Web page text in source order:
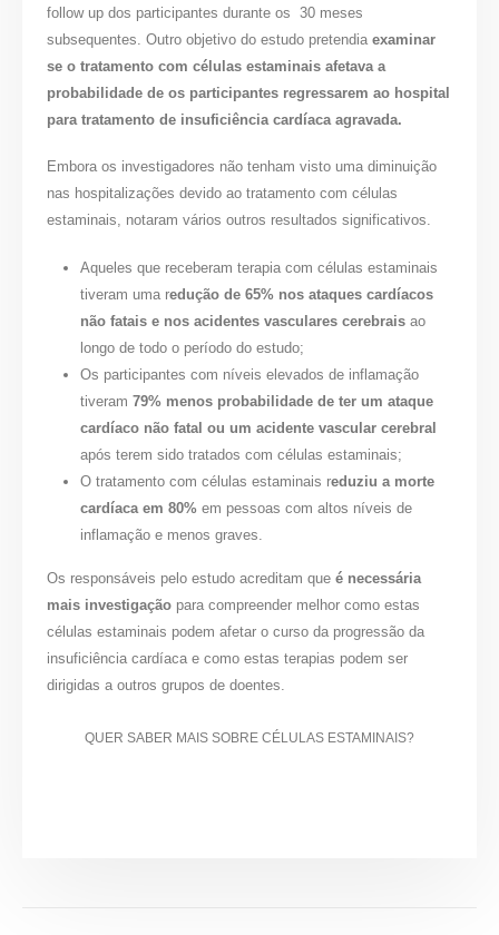
follow up dos participantes durante os 30 meses
subsequentes. Outro objetivo do estudo pretendiaexaminar
se o tratamento com células estaminais afetava a
probabilidade de os participantes regressarem ao hospital
para tratamento de insuficiência cardíaca agravada.
Embora os investigadores não tenham visto uma diminuição
nas hospitalizações devido ao tratamento com células
estaminais, notaram vários outros resultados significativos.
Aqueles que receberam terapia com células estaminais
tiveram uma redução de 65% nos ataques cardíacos
não fatais e nos acidentes vasculares cerebraisao
longo de todo o período do estudo;
Os participantes com níveis elevados de inflamação
tiveram 79% menos probabilidade de ter um ataque
cardíaco não fatal ou um acidente vascular cerebral
após terem sido tratados com células estaminais;
O tratamento com células estaminais reduziu a morte
cardíaca em 80% em pessoas com altos níveis de
inflamação e menos graves.
Os responsáveis pelo estudo acreditam queé necessária
mais investigação para compreender melhor como estas
células estaminais podem afetar o curso da progressão da
insuficiência cardíaca e como estas terapias podem ser
dirigidas a outros grupos de doentes.
QUER SABER MAIS SOBRE CÉLULAS ESTAMINAIS?